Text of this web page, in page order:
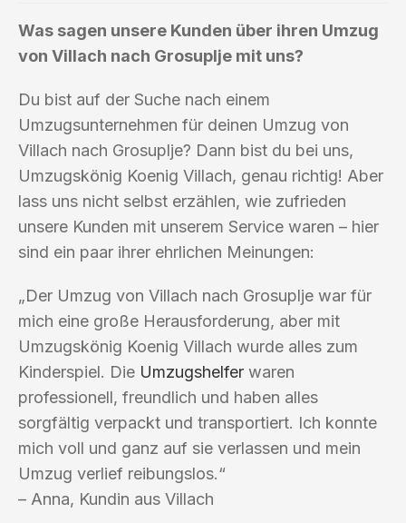
Was sagen unsere Kunden über ihren Umzug
von Villach nach Grosuplje mit uns?
Du bist auf der Suche nach einem
Umzugsunternehmen für deinen Umzug von
Villach nach Grosuplje? Dann bist du bei uns,
Umzugskönig Koenig Villach, genau richtig! Aber
lass uns nicht selbst erzählen, wie zufrieden
unsere Kunden mit unserem Service waren – hier
sind ein paar ihrer ehrlichen Meinungen:
„Der Umzug von Villach nach Grosuplje war für
mich eine große Herausforderung, aber mit
Umzugskönig Koenig Villach wurde alles zum
Kinderspiel. Die Umzugshelfer waren
professionell, freundlich und haben alles
sorgfältig verpackt und transportiert. Ich konnte
mich voll und ganz auf sie verlassen und mein
Umzug verlief reibungslos.“
– Anna, Kundin aus Villach